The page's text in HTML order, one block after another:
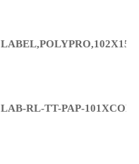
LAB-RL-TT-PAP-